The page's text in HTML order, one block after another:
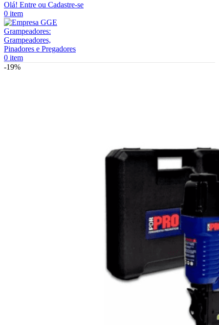
Olá! Entre ou Cadastre-se
0 item
0 item
-19%